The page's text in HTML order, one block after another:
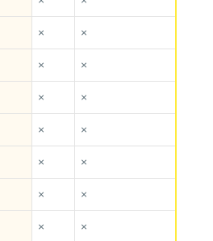
× ×
× ×
× ×
× ×
× ×
× ×
× ×